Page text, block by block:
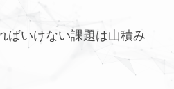
ばいけない課題は山積み